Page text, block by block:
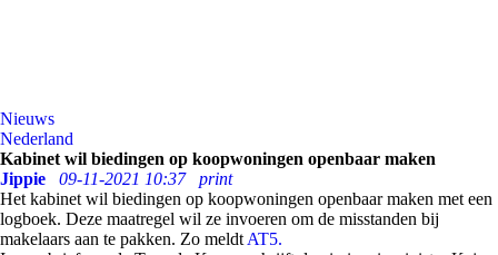
Nieuws
Nederland
Kabinet wil biedingen op koopwoningen openbaar maken
Jippie
09-11-2021 10:37
print
Het kabinet wil biedingen op koopwoningen openbaar maken met een
logboek. Deze maatregel wil ze invoeren om de misstanden bij
makelaars aan te pakken. Zo meldt AT5.